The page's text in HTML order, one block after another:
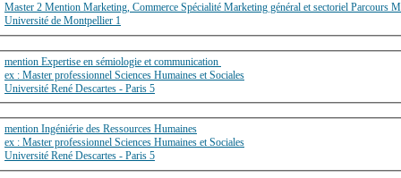
Master 2 Mention Marketing, Commerce Spécialité Marketing général et sectoriel Parcours
Université de Montpellier 1
mention Expertise en sémiologie et communication
ex : Master professionnel Sciences Humaines et Sociales
Université René Descartes - Paris 5
mention Ingéniérie des Ressources Humaines
ex : Master professionnel Sciences Humaines et Sociales
Université René Descartes - Paris 5